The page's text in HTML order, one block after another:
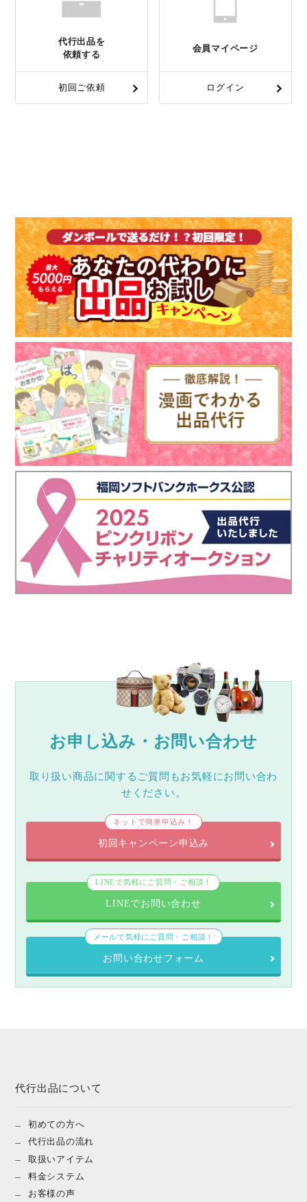
代行出品を
依頼する
初回ご依頼
会員マイページ
ログイン
お申し込み・お問い合わせ
取り扱い商品に関するご質問もお気軽にお問い合わ
せください。
ネットで簡単申込み！
初回キャンペーン申込み
LINEで気軽にご質問・ご相談！
LINEでお問い合わせ
メールで気軽にご質問・ご相談！
お問い合わせフォーム
代行出品について
初めての方へ
代行出品の流れ
取扱いアイテム
料金システム
お客様の声